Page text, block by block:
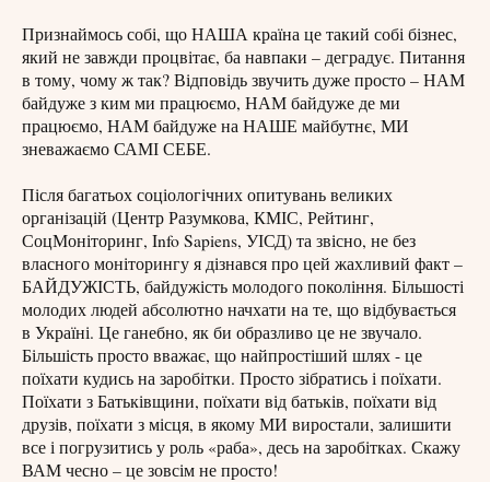
Признаймось собі, що НАША країна це такий собі бізнес,
який не завжди процвітає, ба навпаки – деградує. Питання
в тому, чому ж так? Відповідь звучить дуже просто – НАМ
байдуже з ким ми працюємо, НАМ байдуже де ми
працюємо, НАМ байдуже на НАШЕ майбутнє, МИ
зневажаємо САМІ СЕБЕ.
Після багатьох соціологічних опитувань великих
організацій (Центр Разумкова, КМІС, Рейтинг,
СоцМоніторинг, Info Sapiens, УІСД) та звісно, не без
власного моніторингу я дізнався про цей жахливий факт –
БАЙДУЖІСТЬ, байдужість молодого покоління. Більшості
молодих людей абсолютно начхати на те, що відбувається
в Україні. Це ганебно, як би образливо це не звучало.
Більшість просто вважає, що найпростіший шлях - це
поїхати кудись на заробітки. Просто зібратись і поїхати.
Поїхати з Батьківщини, поїхати від батьків, поїхати від
друзів, поїхати з місця, в якому МИ виростали, залишити
все і погрузитись у роль «раба», десь на заробітках. Скажу
ВАМ чесно – це зовсім не просто!